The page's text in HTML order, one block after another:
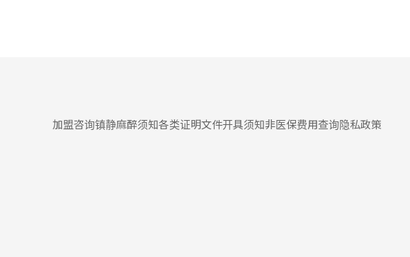
加盟咨询镇静麻醉须知各类证明文件开具须知非医保费用查询隐私政策